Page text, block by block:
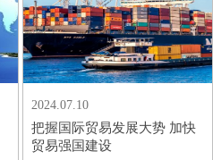
2024.07.10
把握国际贸易发展大势 加快
贸易强国建设